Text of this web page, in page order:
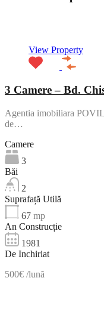
View Property
3 Camere – Bd.
Agentia imobiliara
de…
Camere
3
Băi
2
Suprafață Utilă
67 mp
An Construcție
1981
De Inchiriat
500€ /lună